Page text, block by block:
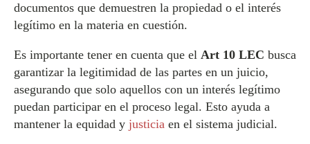
documentos que demuestren la propiedad o el interés
legítimo en la materia en cuestión.
Es importante tener en cuenta que el Art 10 LEC busca
garantizar la legitimidad de las partes en un juicio,
asegurando que solo aquellos con un interés legítimo
puedan participar en el proceso legal. Esto ayuda a
mantener la equidad y justicia en el sistema judicial.